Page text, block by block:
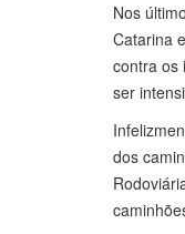
Nos
Catarina
contra os
ser
dos